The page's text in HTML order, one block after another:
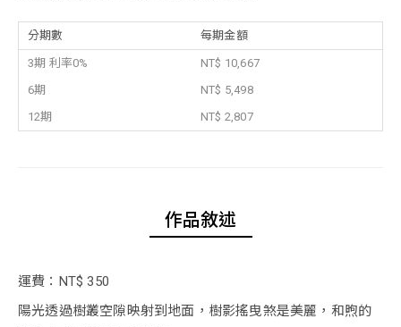
分期數 每期金額
3期 利率0%
NT$ 10,667
6期
NT$ 5,498
12期
NT$ 2,807
作品敘述
運費：NT$ 350
陽光透過樹叢空隙映射到地面，樹影搖曳煞是美麗，和煦的